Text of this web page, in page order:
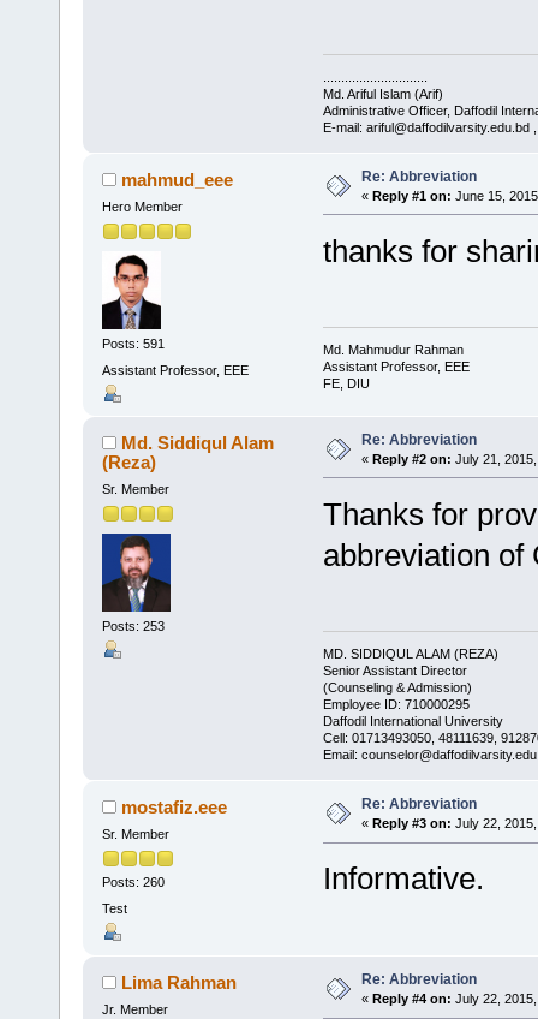
Md. Ariful Islam (Arif)
Administrative Officer, Daffodil
E-mail: ariful@daffodilvarsity.edu.bd
mahmud_eee
Hero Member
Posts: 591
Assistant Professor, EEE
Re: Abbreviation
« Reply #1 on: June 15,
thanks for
Md. Mahmudur Rahman
Assistant Professor, EEE
FE, DIU
Md. Siddiqul Alam
(Reza)
Sr. Member
Posts: 253
Re: Abbreviation
« Reply #2 on: July 21,
Thanks for
abbreviation of
MD. SIDDIQUL ALAM (REZA)
Senior Assistant Director
(Counseling & Admission)
Employee ID: 710000295
Daffodil International University
Cell: 01713493050, 48111639,
Email:
mostafiz.eee
Sr. Member
Posts: 260
Test
Re: Abbreviation
« Reply #3 on: July 22,
Informative.
Lima Rahman
Jr. Member
Re: Abbreviation
« Reply #4 on: July 22,